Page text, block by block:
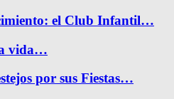
el Club Infantil…
vida…
por sus Fiestas…